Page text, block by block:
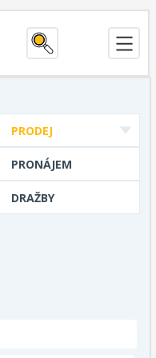
PRODEJ
PRONÁJEM
DRAŽBY